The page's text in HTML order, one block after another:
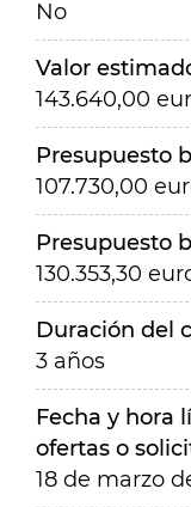
No
Valor
143.640,00
Presupuesto
107.730,00
Presupuesto
130.353,30
Duración del
3 años
Fecha y hora
ofertas o
18 de marzo